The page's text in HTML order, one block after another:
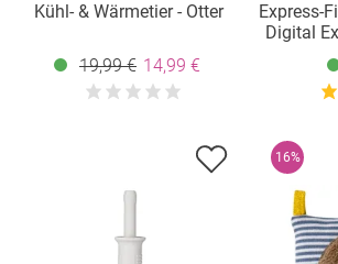
Kühl- & Wärmetier - Otter
19,99 € 14,99 €
Express-
Digital
16%